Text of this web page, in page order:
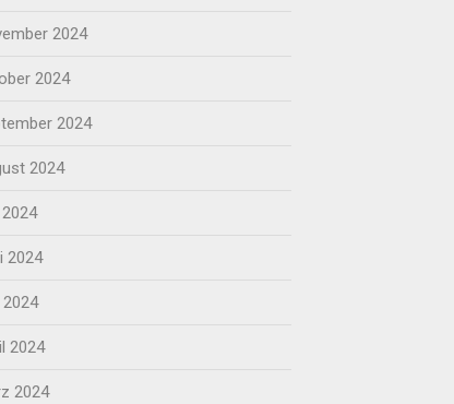
2024
2024
2024
2024
2024
2024
2024